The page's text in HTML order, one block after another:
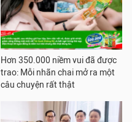
Hơn 350.000 niềm vui đã được
trao: Mỗi nhãn chai mở ra một
câu chuyện rất thật